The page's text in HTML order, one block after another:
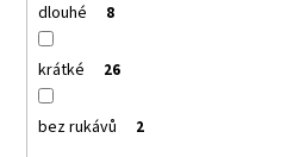
dlouhé 8
krátké 26
bez rukávů 2